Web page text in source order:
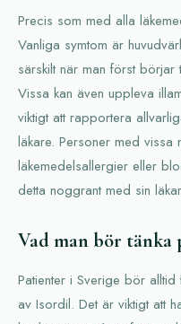
Precis som med alla
Vanliga symtom är
särskilt när man först
Vissa kan även uppleva
viktigt att rapportera
läkare. Personer med vissa
läkemedelsallergier eller
detta noggrant med sin
Vad man bör tänka
Patienter i Sverige bör
av Isordil. Det är viktigt att